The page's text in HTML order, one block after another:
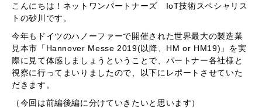
こんにちは！ネットワンパートナーズ IoT技術スペシャリス
トの砂川です。
今年もドイツのハノーファーで開催された世界最大の製造業
見本市「Hannover Messe 2019(以降、HM or HM19)」を実
際に見て体感しましょうということで、パートナー各社様と
視察に行ってまいりましたので、以下にレポートさせていた
だきます。
（今回は前編後編に分けていきたいと思います）